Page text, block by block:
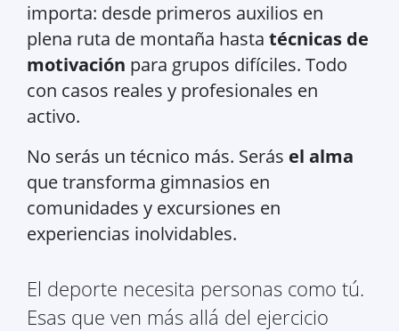
importa: desde primeros auxilios en
plena ruta de montaña hasta técnicas de
motivación para grupos difíciles. Todo
con casos reales y profesionales en
activo.
No serás un técnico más. Serás el alma
que transforma gimnasios en
comunidades y excursiones en
experiencias inolvidables.
El deporte necesita personas como tú.
Esas que ven más allá del ejercicio